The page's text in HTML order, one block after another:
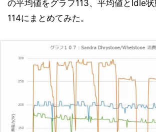
の平均値をグラフ113、平均値とIdle
114にまとめてみた。